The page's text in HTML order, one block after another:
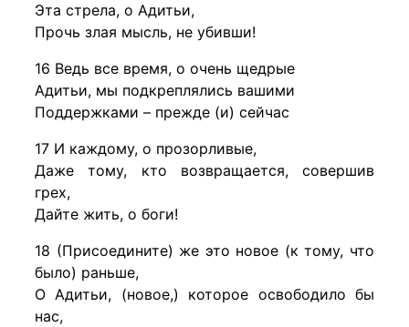
Эта стрела, о Адитьи,
Прочь злая мысль, не убивши!
16 Ведь все время, о очень щедрые
Адитьи, мы подкреплялись вашими
Поддержками – прежде (и) сейчас
17 И каждому, о прозорливые,
Даже тому, кто возвращается, совершив
грех,
Дайте жить, о боги!
18 (Присоедините) же это новое (к тому, что
было) раньше,
О Адитьи, (новое,) которое освободило бы
нас,